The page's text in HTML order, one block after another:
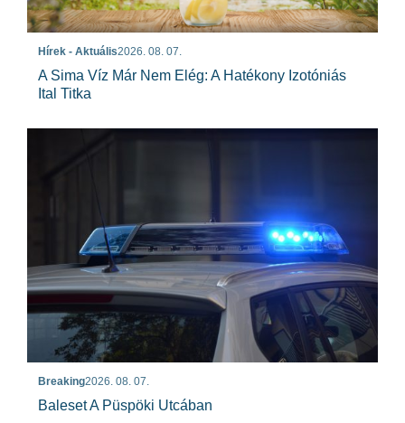
Hírek - Aktuális2026. 08. 07.
A Sima Víz Már Nem Elég: A Hatékony Izotóniás
Ital Titka
Breaking2026. 08. 07.
Baleset A Püspöki Utcában